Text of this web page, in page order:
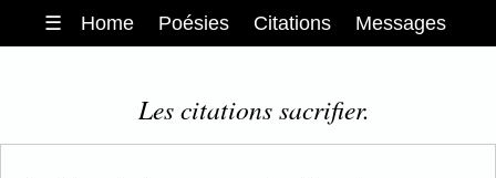
☰ Home Poésies Citations Messages
Les citations sacrifier.